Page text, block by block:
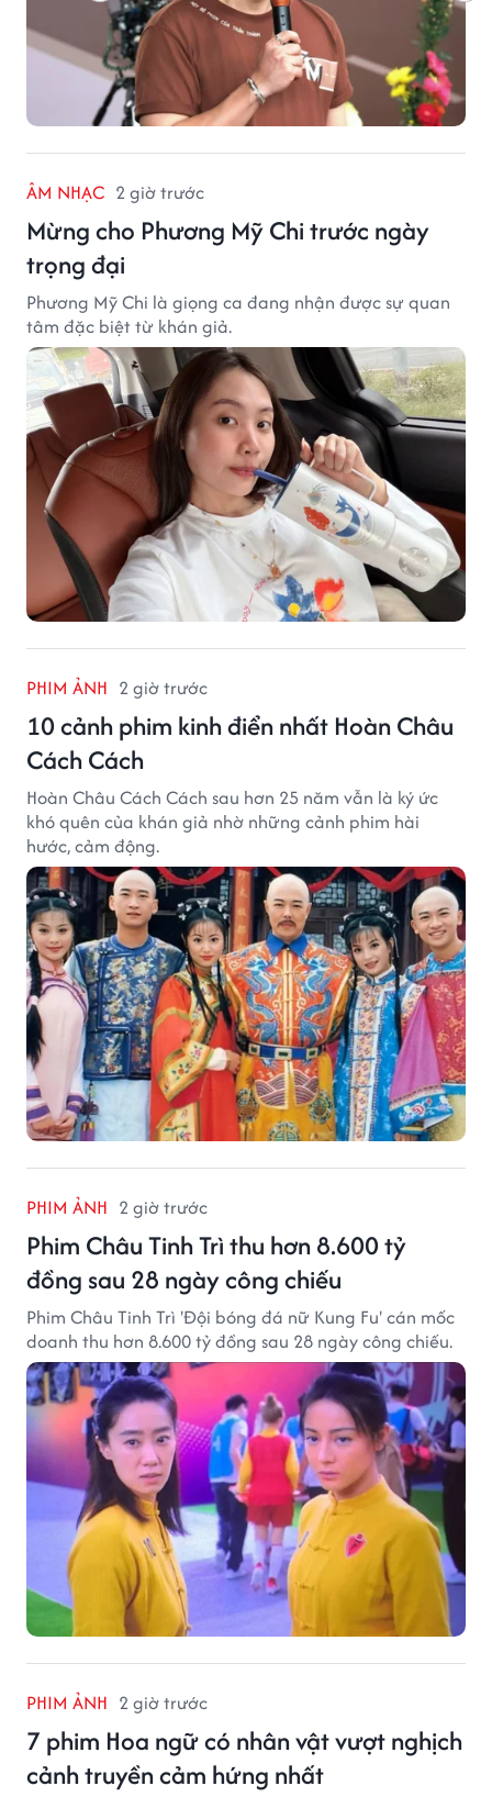
ÂM NHẠC 2 giờ trước
Mừng cho Phương Mỹ Chi trước ngày
trọng đại
Phương Mỹ Chi là giọng ca đang nhận được sự quan
tâm đặc biệt từ khán giả.
PHIM ẢNH 2 giờ trước
10 cảnh phim kinh điển nhất Hoàn Châu
Cách Cách
Hoàn Châu Cách Cách sau hơn 25 năm vẫn là ký ức
khó quên của khán giả nhờ những cảnh phim hài
hước, cảm động.
PHIM ẢNH 2 giờ trước
Phim Châu Tinh Trì thu hơn 8.600 tỷ
đồng sau 28 ngày công chiếu
Phim Châu Tinh Trì 'Đội bóng đá nữ Kung Fu' cán mốc
doanh thu hơn 8.600 tỷ đồng sau 28 ngày công chiếu.
PHIM ẢNH 2 giờ trước
7 phim Hoa ngữ có nhân vật vượt nghịch
cảnh truyền cảm hứng nhất